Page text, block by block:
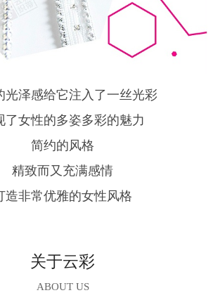
光泽感给它注入了一丝光彩
了女性的多姿多彩的魅力
简约的风格
精致而又充满感情
造非常优雅的女性风格
关于云彩
ABOUT US